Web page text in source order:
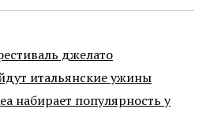
джелато
итальянские ужины
набирает популярность у